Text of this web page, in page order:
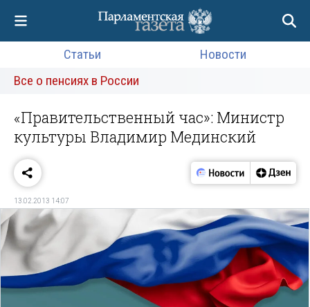
Статьи
Новости
Все о пенсиях в России
«Правительственный час»: Министр
культуры Владимир Мединский
13.02.2013 14:07